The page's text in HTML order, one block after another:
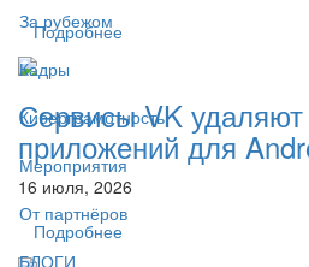
За рубежом
Кадры
Киберграмотность
Мероприятия
От партнёров
БЛОГИ
Подробнее
Сервисы VK удаляют
приложений для
16 июля, 2026
Подробнее